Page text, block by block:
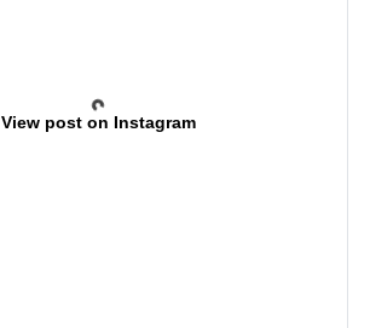
View post on Instagram